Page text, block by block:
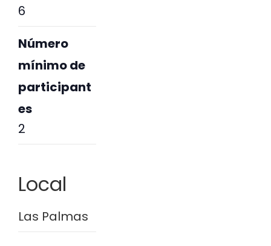
6
Número
mínimo de
participant
es
2
Local
Las Palmas